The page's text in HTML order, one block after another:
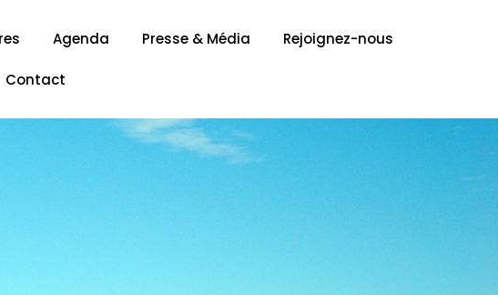
Agenda Presse & Média Rejoignez-nous
Contact